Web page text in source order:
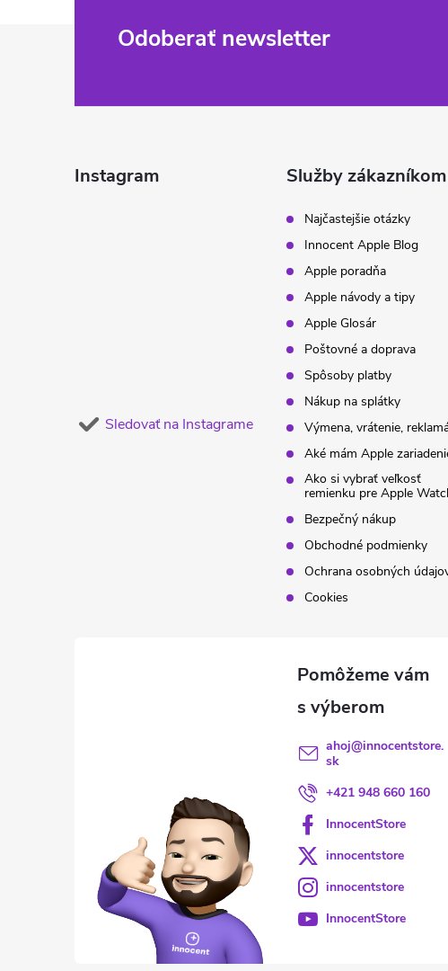
Odoberať newsletter
Instagram
Sledovať na Instagrame
Služby zákazníkom
Najčastejšie otázky
Innocent Apple Blog
Apple poradňa
Apple návody a tipy
Apple Glosár
Poštovné a doprava
Spôsoby platby
Nákup na splátky
Výmena, vrátenie,
Aké mám Apple
Ako si vybrať veľkosť
remienku pre Apple
Bezpečný nákup
Obchodné podmienky
Ochrana osobných
Cookies
ahoj@innocentstore.
sk
+421 948 660 160
InnocentStore
innocentstore
innocentstore
InnocentStore